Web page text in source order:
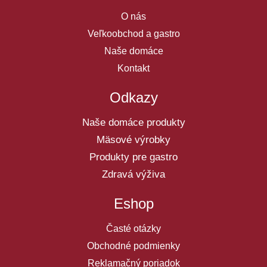
O nás
Veľkoobchod a gastro
Naše domáce
Kontakt
Odkazy
Naše domáce produkty
Mäsové výrobky
Produkty pre gastro
Zdravá výživa
Eshop
Časté otázky
Obchodné podmienky
Reklamačný poriadok